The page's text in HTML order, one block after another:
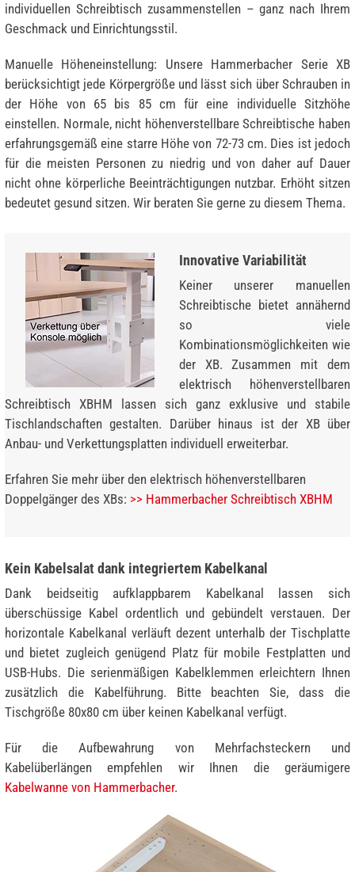
individuellen Schreibtisch zusammenstellen – ganz nach Ihrem
Geschmack und Einrichtungsstil.
Manuelle Höheneinstellung: Unsere Hammerbacher Serie XB
berücksichtigt jede Körpergröße und lässt sich über Schrauben in
der Höhe von 65 bis 85 cm für eine individuelle Sitzhöhe
einstellen. Normale, nicht höhenverstellbare Schreibtische haben
erfahrungsgemäß eine starre Höhe von 72-73 cm. Dies ist jedoch
für die meisten Personen zu niedrig und von daher auf Dauer
nicht ohne körperliche Beeinträchtigungen nutzbar. Erhöht sitzen
bedeutet gesund sitzen. Wir beraten Sie gerne zu diesem Thema.
Innovative Variabilität
Keiner unserer manuellen
Schreibtische bietet annähernd
so viele
Kombinationsmöglichkeiten wie
der XB. Zusammen mit dem
elektrisch höhenverstellbaren
Schreibtisch XBHM lassen sich ganz exklusive und stabile
Tischlandschaften gestalten. Darüber hinaus ist der XB über
Anbau- und Verkettungsplatten individuell erweiterbar.
Erfahren Sie mehr über den elektrisch höhenverstellbaren
Doppelgänger des XBs: >> Hammerbacher Schreibtisch XBHM
Kein Kabelsalat dank integriertem Kabelkanal
Dank beidseitig aufklappbarem Kabelkanal lassen sich
überschüssige Kabel ordentlich und gebündelt verstauen. Der
horizontale Kabelkanal verläuft dezent unterhalb der Tischplatte
und bietet zugleich genügend Platz für mobile Festplatten und
USB-Hubs. Die serienmäßigen Kabelklemmen erleichtern Ihnen
zusätzlich die Kabelführung. Bitte beachten Sie, dass die
Tischgröße 80x80 cm über keinen Kabelkanal verfügt.
Für die Aufbewahrung von Mehrfachsteckern und
Kabelüberlängen empfehlen wir Ihnen die geräumigere
Kabelwanne von Hammerbacher.